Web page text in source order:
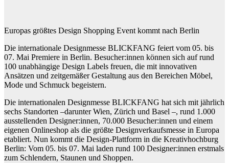
Europas größtes Design Shopping Event kommt nach Berlin
Die internationale Designmesse BLICKFANG feiert vom 05. bis
07. Mai Premiere in Berlin. Besucher:innen können sich auf rund
100 unabhängige Design Labels freuen, die mit innovativen
Ansätzen und zeitgemäßer Gestaltung aus den Bereichen Möbel,
Mode und Schmuck begeistern.
Die internationalen Designmesse BLICKFANG hat sich mit jährlich
sechs Standorten –darunter Wien, Zürich und Basel –, rund 1.000
ausstellenden Designer:innen, 70.000 Besucher:innen und einem
eigenen Onlineshop als die größte Designverkaufsmesse in Europa
etabliert. Nun kommt die Design-Plattform in die Kreativhochburg
Berlin: Vom 05. bis 07. Mai laden rund 100 Designer:innen erstmals
zum Schlendern, Staunen und Shoppen.